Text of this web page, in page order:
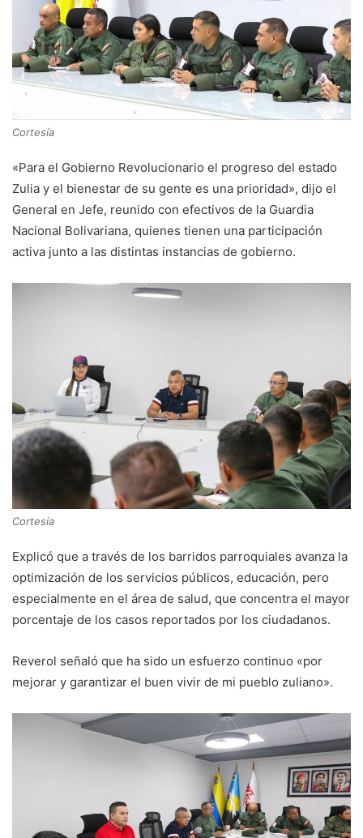
Cortesía
«Para el Gobierno Revolucionario el progreso del estado
Zulia y el bienestar de su gente es una prioridad», dijo el
General en Jefe, reunido con efectivos de la Guardia
Nacional Bolivariana, quienes tienen una participación
activa junto a las distintas instancias de gobierno.
Cortesía
Explicó que a través de los barridos parroquiales avanza la
optimización de los servicios públicos, educación, pero
especialmente en el área de salud, que concentra el mayor
porcentaje de los casos reportados por los ciudadanos.
Reverol señaló que ha sido un esfuerzo continuo «por
mejorar y garantizar el buen vivir de mi pueblo zuliano».